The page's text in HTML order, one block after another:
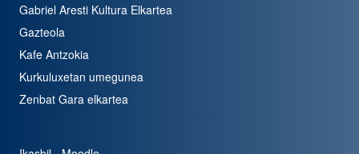
Gabriel Aresti Kultura Elkartea
Gazteola
Kafe Antzokia
Kurkuluxetan umegunea
Zenbat Gara elkartea